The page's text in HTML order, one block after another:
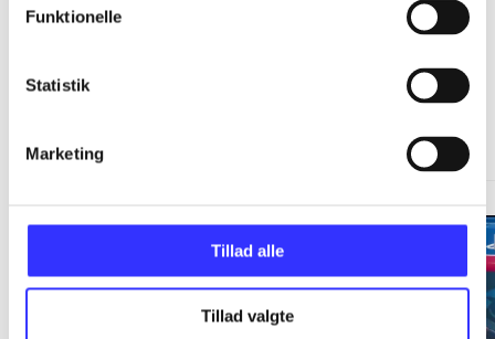
Funktionelle
Statistik
Marketing
Tillad alle
Tillad valgte
Playstation hits